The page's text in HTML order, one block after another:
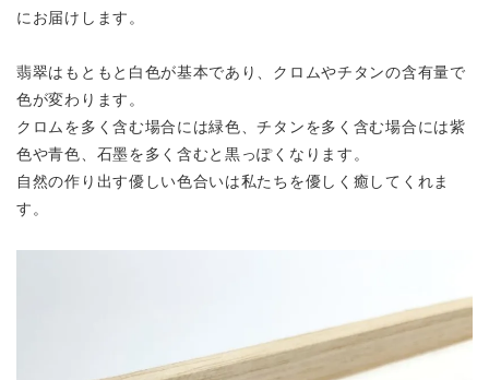
にお届けします。
翡翠はもともと白色が基本であり、クロムやチタンの含有量で
色が変わります。
クロムを多く含む場合には緑色、チタンを多く含む場合には紫
色や青色、 石墨を多く含むと黒っぽくなります。
自然の作り出す優しい色合いは私たちを優しく癒してくれま
す。